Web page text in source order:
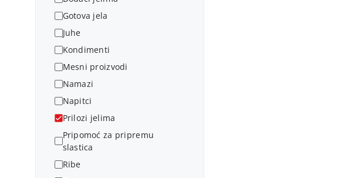
Gotova jela
Juhe
Kondimenti
Mesni proizvodi
Namazi
Napitci
Prilozi jelima
Pripomoć za pripremu
slastica
Ribe